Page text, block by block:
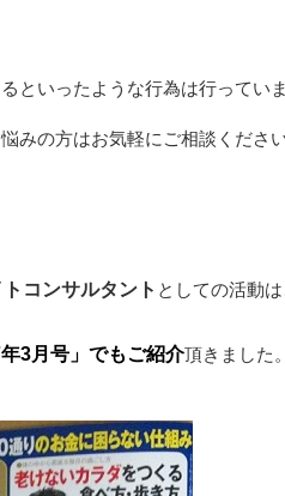
といったような行為は行っていま
みの方はお気軽にご相談ください
コンサルタント としての活動は
3月号」でもご紹介頂きました。